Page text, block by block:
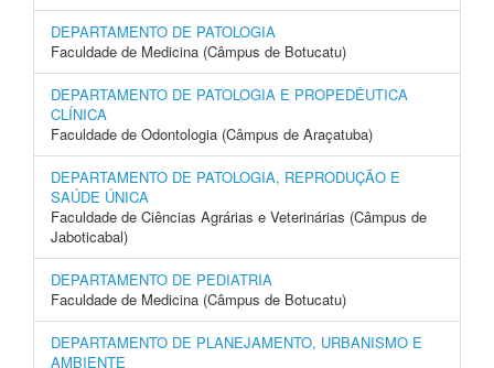
DEPARTAMENTO DE PATOLOGIA
Faculdade de Medicina (Câmpus de Botucatu)
DEPARTAMENTO DE PATOLOGIA E PROPEDÊUTICA
CLÍNICA
Faculdade de Odontologia (Câmpus de Araçatuba)
DEPARTAMENTO DE PATOLOGIA, REPRODUÇÃO E
SAÚDE ÚNICA
Faculdade de Ciências Agrárias e Veterinárias (Câmpus de
Jaboticabal)
DEPARTAMENTO DE PEDIATRIA
Faculdade de Medicina (Câmpus de Botucatu)
DEPARTAMENTO DE PLANEJAMENTO, URBANISMO E
AMBIENTE